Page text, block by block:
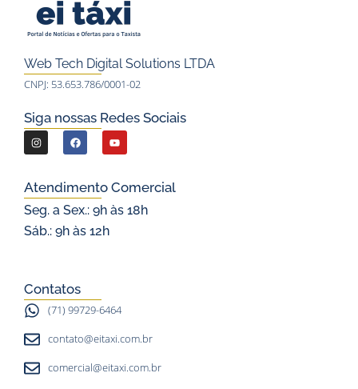
Web Tech Digital Solutions LTDA
CNPJ: 53.653.786/0001-02
Siga nossas Redes Sociais
I
n
s
t
a
g
m
F
a
e
b
o
Y
o
u
u
Atendimento Comercial
Seg. a Sex.: 9h às 18h
Sáb.: 9h às 12h
Contatos
(71) 99729-6464
contato@eitaxi.com.br
comercial@eitaxi.com.br